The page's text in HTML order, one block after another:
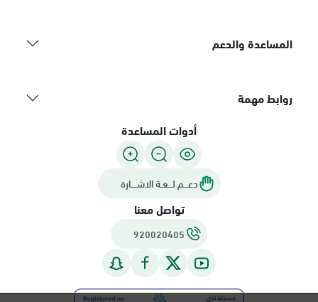
المساعدة والدعم
روابط مهمة
أدوات المساعدة
دعـــم لـــغـة الاشــــارة
تواصل معنا
920020405